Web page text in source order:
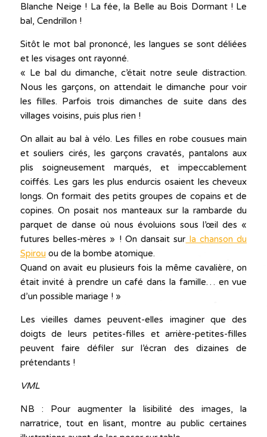
Blanche Neige ! La fée, la Belle au Bois Dormant ! Le
bal, Cendrillon !
Sitôt le mot bal prononcé, les langues se sont déliées
et les visages ont rayonné.
« Le bal du dimanche, c’était notre seule distraction.
Nous les garçons, on attendait le dimanche pour voir
les filles. Parfois trois dimanches de suite dans des
villages voisins, puis plus rien !
On allait au bal à vélo. Les filles en robe cousues main
et souliers cirés, les garçons cravatés, pantalons aux
plis soigneusement marqués, et impeccablement
coiffés. Les gars les plus endurcis osaient les cheveux
longs. On formait des petits groupes de copains et de
copines. On posait nos manteaux sur la rambarde du
parquet de danse où nous évoluions sous l’œil des «
futures belles-mères » ! On dansait sur la chanson du
Spirou ou de la bombe atomique.
Quand on avait eu plusieurs fois la même cavalière, on
était invité à prendre un café dans la famille… en vue
d’un possible mariage ! »
Les vieilles dames peuvent-elles imaginer que des
doigts de leurs petites-filles et arrière-petites-filles
peuvent faire défiler sur l’écran des dizaines de
prétendants !
VML
NB : Pour augmenter la lisibilité des images, la
narratrice, tout en lisant, montre au public certaines